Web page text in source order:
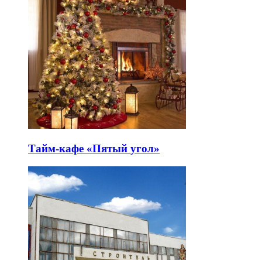
Тайм-кафе «Пятый угол»